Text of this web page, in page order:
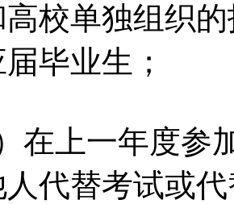
校单独组织
毕业生；
上一年度参加
代替考试或